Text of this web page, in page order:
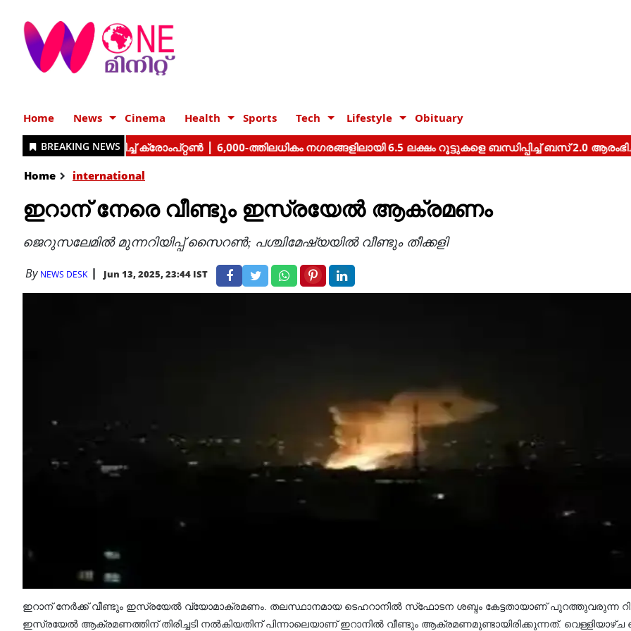
Home News Cinema Health Sports Tech Lifestyle Obituary
Home international
ഇറാന് നേരെ വീണ്ടും ഇസ്രയേല്‍ ആക്രമണം
ജെറുസലേമില്‍ മുന്നറിയിപ്പ് സൈറണ്‍; പശ്ചിമേഷ്യയില്‍ വീണ്ടും തീക്കളി
By NEWS DESK Jun 13, 2025, 23:44 IST
ഇറാന് നേര്‍ക്ക് വീണ്ടും ഇസ്രയേല്‍ വ്യോമാക്രമണം. തലസ്ഥാനമായ ടെഹറാനില്‍ സ്‌ഫോടന ശബ്ദം കേട്ടതായാണ് പുറത്തുവരുന്ന
ഇസ്രയേല്‍ ആക്രമണത്തിന് തിരിച്ചടി നല്‍കിയതിന് പിന്നാലെയാണ് ഇറാനില്‍ വീണ്ടും ആക്രമണമുണ്ടായിരിക്കുന്നത്.